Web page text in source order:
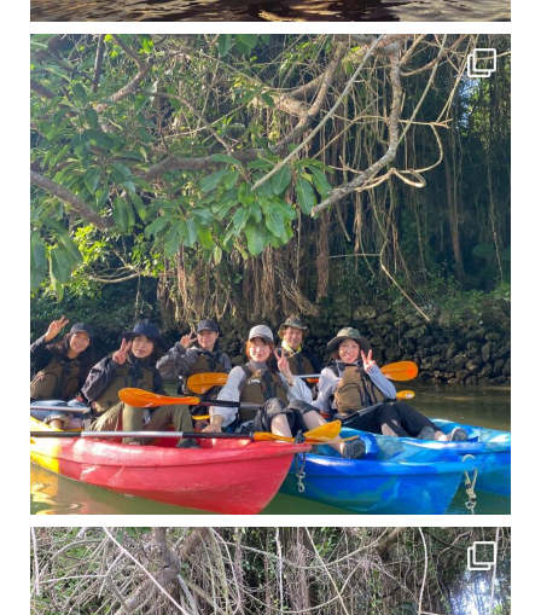
12月に入り、沖縄も流石に半袖では過ごせなくなってきました
ですが、日中はまだ20℃
11月となり沖縄も寒くなってきましたが まだまだ沖縄は半袖です
この時期は、修学旅行